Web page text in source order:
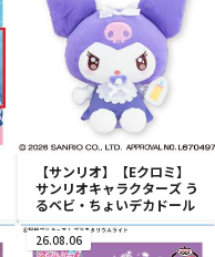
【サンリオ】【Eクロミ】
サンリオキャラクターズ う
るベビ・ちょいデカドール
26.08.06